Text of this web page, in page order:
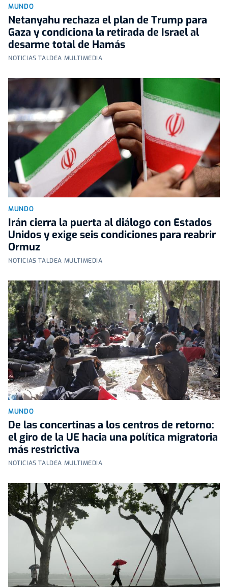
MUNDO
Netanyahu rechaza el plan de Trump para
Gaza y condiciona la retirada de Israel al
desarme total de Hamás
NOTICIAS TALDEA MULTIMEDIA
MUNDO
Irán cierra la puerta al diálogo con Estados
Unidos y exige seis condiciones para reabrir
Ormuz
NOTICIAS TALDEA MULTIMEDIA
MUNDO
De las concertinas a los centros de retorno:
el giro de la UE hacia una política migratoria
más restrictiva
NOTICIAS TALDEA MULTIMEDIA